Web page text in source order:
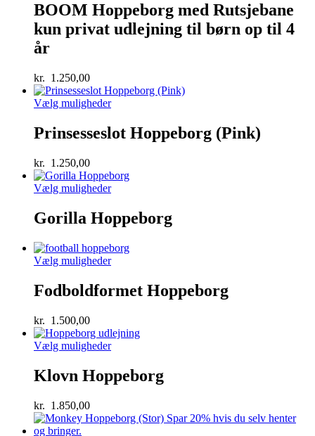
BOOM Hoppeborg med Rutsjebane
kun privat udlejning til børn op til 4
år
kr. 1.250,00
Vælg muligheder
Prinsesseslot Hoppeborg (Pink)
kr. 1.250,00
Vælg muligheder
Gorilla Hoppeborg
Vælg muligheder
Fodboldformet Hoppeborg
kr. 1.500,00
Vælg muligheder
Klovn Hoppeborg
kr. 1.850,00